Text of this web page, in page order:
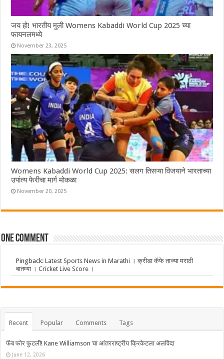
जय हो! भारतीय मुली Womens Kabaddi World Cup 2025 च्या
फायनलमध्ये
November 23, 2025
Womens Kabaddi World Cup 2025: सलग तिसऱ्या विजयाने भारताच्या
उपांत्य फेरीचा मार्ग मोकळा
November 20, 2025
One comment
Pingback:Latest Sports News in Marathi । क्रीडा कॅफे ताज्या मराठी
बातम्या । Cricket Live Score ।
Recent Popular Comments Tags
फॅब फोर फुटली! Kane Williamson चा आंतरराष्ट्रीय क्रिकेटला अलविदा
June 12, 2026